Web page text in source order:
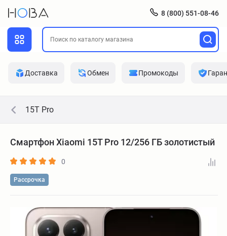
8 (800) 551-08-46
Доставка Обмен Промокоды
15T Pro
Смартфон Xiaomi 15T Pro 12/256 ГБ золотистый
0
Рассрочка